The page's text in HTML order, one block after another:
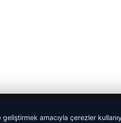
amacıyla çerezler